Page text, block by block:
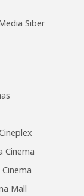
Cinema
Mall
Siber